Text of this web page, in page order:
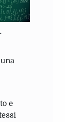
e